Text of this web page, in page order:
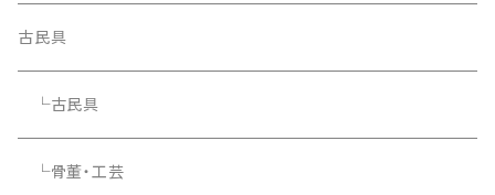
古民具
└古民具
└骨董・工芸